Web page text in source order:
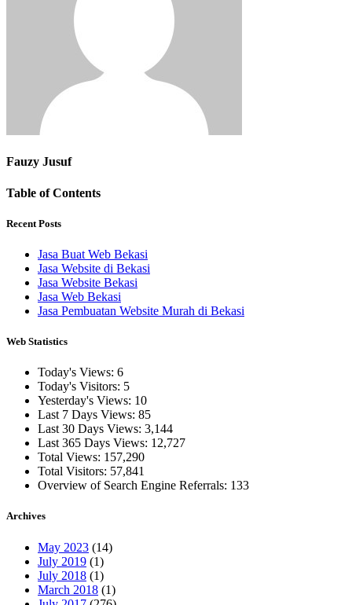
Fauzy Jusuf
Table of Contents
Recent Posts
Jasa Buat Web Bekasi
Jasa Website di Bekasi
Jasa Website Bekasi
Jasa Web Bekasi
Jasa Pembuatan Website Murah di Bekasi
Web Statistics
Today's Views: 6
Today's Visitors: 5
Yesterday's Views: 10
Last 7 Days Views: 85
Last 30 Days Views: 3,144
Last 365 Days Views: 12,727
Total Views: 157,290
Total Visitors: 57,841
Overview of Search Engine Referrals: 133
Archives
May 2023 (14)
July 2019 (1)
July 2018 (1)
March 2018 (1)